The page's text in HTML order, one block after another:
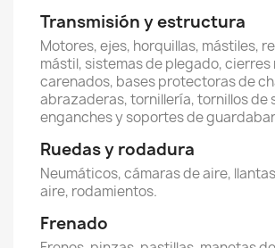
Transmisión y estructura
Motores, ejes, horquillas, mástiles,
mástil, sistemas de plegado, cierres
carenados, bases protectoras de
abrazaderas, tornillería, tornillos de
enganches y soportes de
Ruedas y rodadura
Neumáticos, cámaras de aire,
aire, rodamientos.
Frenado